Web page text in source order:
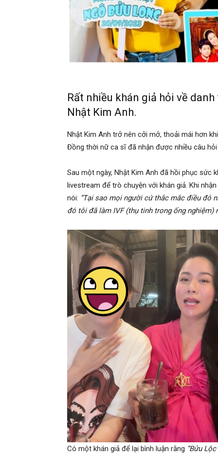
Rất nhiều khán giả hỏi về
Nhật Kim Anh.
Nhật Kim Anh trở nên cởi mở, thoải mái hơn
Đồng thời nữ ca sĩ đã nhận được nhiều câu
Sau một ngày, Nhật Kim Anh đã hồi phục sức
livestream để trò chuyện với khán giả. Khi
nói: “Tại sao mọi người cứ thắc mắc điều đó
đó tôi đã làm IVF (thụ tinh trong ống nghiệm)
Có một khán giả để lại bình luận rằng “Bửu